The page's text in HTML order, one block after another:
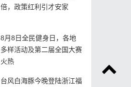
倍，政策红利引才安家
8月8日全民健身日，各地
多样活动及第二届全国大赛
火热
台风白海豚今晚登陆浙江福